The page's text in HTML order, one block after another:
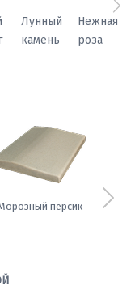
Лунный
камень
Нежная
роза
персик